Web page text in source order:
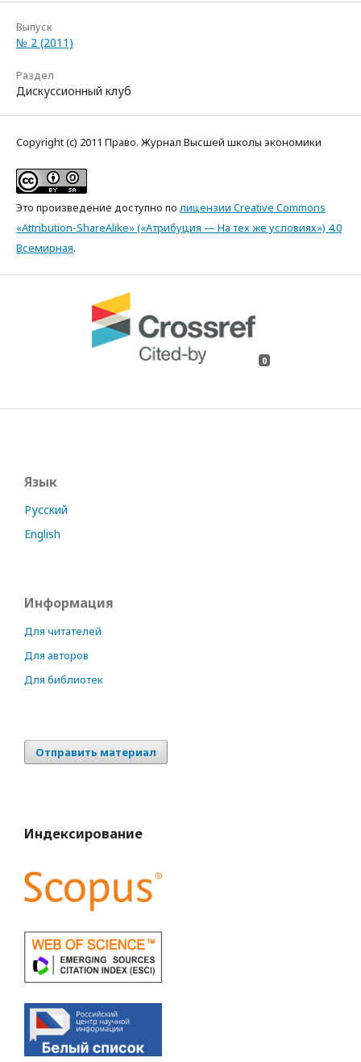
Выпуск
№ 2 (2011)
Раздел
Дискуссионный клуб
Copyright (c) 2011 Право. Журнал Высшей школы экономики
Это произведение доступно по лицензии Creative Commons
«Attribution-ShareAlike» («Атрибуция — На тех же условиях») 4.0
Всемирная.
0
Язык
Русский
English
Информация
Для читателей
Для авторов
Для библиотек
Отправить материал
Индексирование